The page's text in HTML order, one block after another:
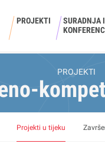
PROJEKTI
SURADNJA I
PROJEKTI
Projekti u tijeku